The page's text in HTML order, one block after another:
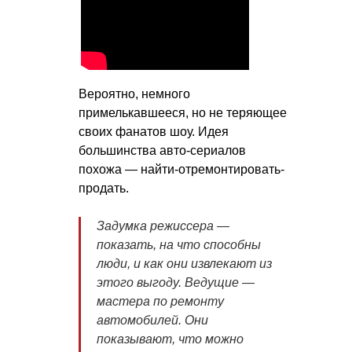
Вероятно, немного
примелькавшееся, но не теряющее
своих фанатов шоу. Идея
большинства авто-сериалов
похожа — найти-отремонтировать-
продать.
Задумка режиссера —
показать, на что способны
люди, и как они извлекают из
этого выгоду. Ведущие —
мастера по ремонту
автомобилей. Они
показывают, что можно